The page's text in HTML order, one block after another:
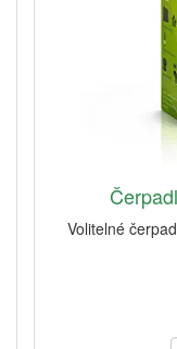
Volitelné